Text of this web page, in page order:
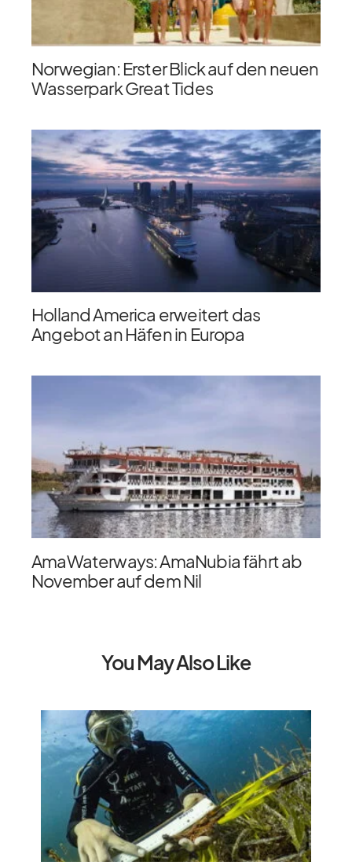
Norwegian: Erster Blick auf den neuen
Wasserpark Great Tides
Holland America erweitert das
Angebot an Häfen in Europa
AmaWaterways: AmaNubia fährt ab
November auf dem Nil
You May Also Like